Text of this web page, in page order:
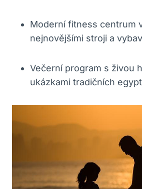
Moderní fitness centrum
nejnovějšími stroji a
Večerní program s živou
ukázkami tradičních